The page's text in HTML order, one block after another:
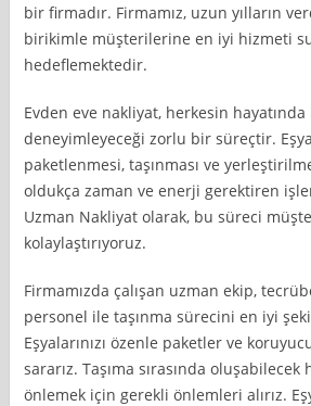
bir firmadır. Firmamız, uzun yılların
birikimle müşterilerine en iyi hizmeti
hedeflemektedir.
Evden eve nakliyat, herkesin hayatında
deneyimleyeceği zorlu bir süreçtir.
paketlenmesi, taşınması ve
oldukça zaman ve enerji gerektiren
Uzman Nakliyat olarak, bu süreci
kolaylaştırıyoruz.
Firmamızda çalışan uzman ekip,
personel ile taşınma sürecini en iyi
Eşyalarınızı özenle paketler ve
sararız. Taşıma sırasında
önlemek için gerekli önlemleri alırız.